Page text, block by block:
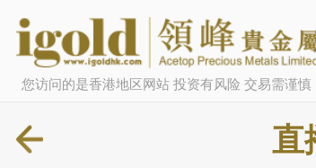
您访问的是香港地区网站 投资有风险 交易需谨慎
直